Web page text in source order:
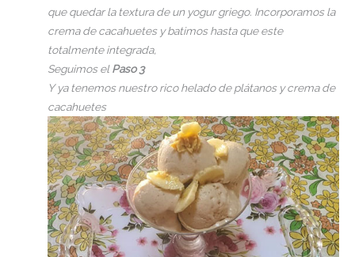
que quedar la textura de un yogur griego. Incorporamos la
crema de cacahuetes y batimos hasta que este
totalmente integrada,
Seguimos elPaso 3
Y ya tenemos nuestro rico helado de plátanos y crema de
cacahuetes